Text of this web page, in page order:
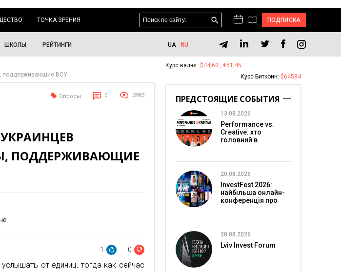
ТОЧКА ЗРЕНИЯ ПОДПИСКА
ШКОЛЫ РЕЙТИНГИ UA RU
поддерживающие ВСУ
Опросы 0 2983
ПОДДЕРЖИВАЮЩИЕ
1 0
от единиц, тогда как сейчас
Курс валют: $44,60 , €51,45
Курс Биткоин: $64584
ПРЕДСТОЯЩИЕ СОБЫТИЯ
13.08.2026
Performance vs.
Creative: хто
головний в
20.08.2026
InvestFest 2026:
найбільша онлайн-
конференція про
28.08.2026
Lviv Invest Forum